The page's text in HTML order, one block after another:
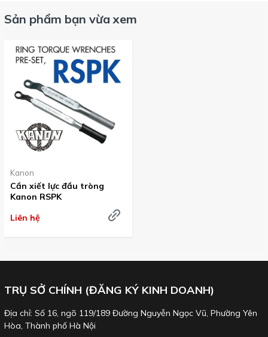
Sản phẩm bạn vừa xem
Kanon
Cần xiết lực đầu tròng
Kanon RSPK
Liên hệ
TRỤ SỞ CHÍNH (ĐĂNG KÝ KINH DOANH)
Địa chỉ: Số 16, ngõ 119/189 Đường Nguyễn Ngọc Vũ, Phường Yên
Hòa, Thành phố Hà Nội